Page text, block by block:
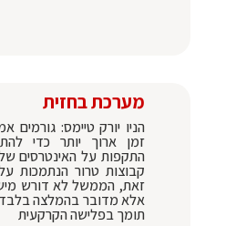
מערכת בחזית
הניו יורק טיימס: גורמים
זמן ארוך יותר כדי
התקפות על האינטרסים
קבוצות טרור הנתמכות
זאת, הממשל לא דורש
אלא מדובר בהמלצה
תומך בפלישה הקרקעית